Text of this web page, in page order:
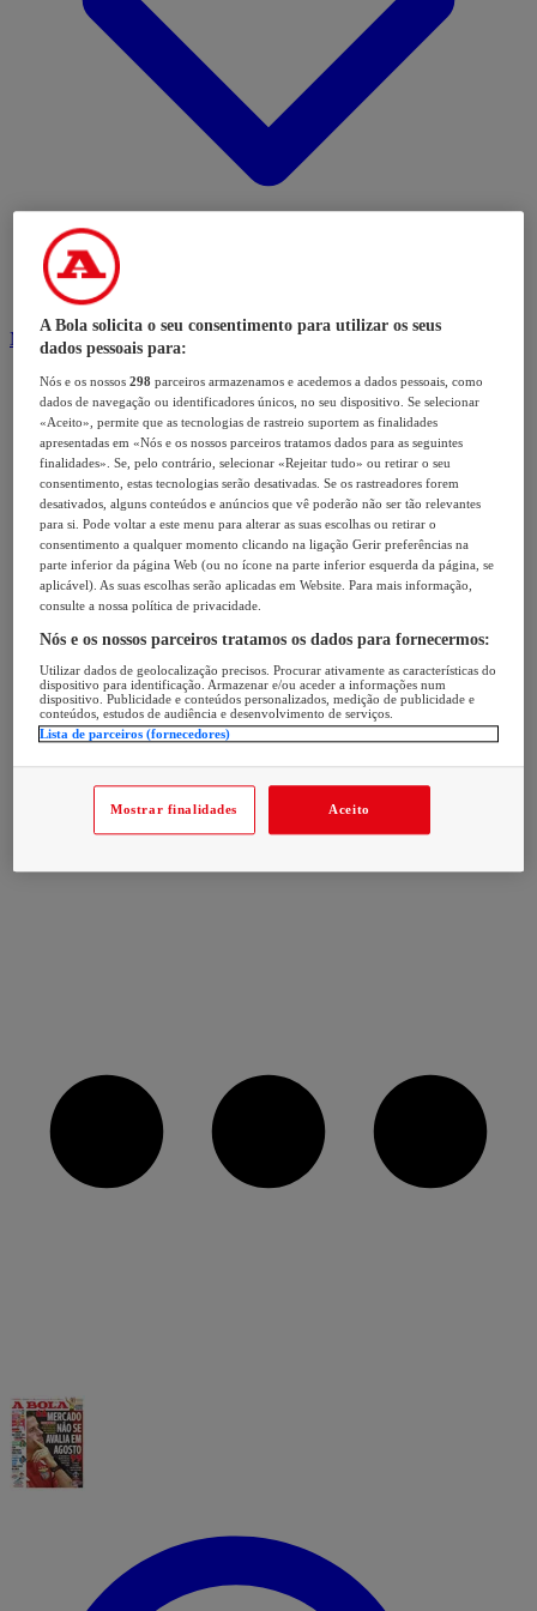
Modalidades
A Bola solicita o seu consentimento para utilizar os seus
dados pessoais para:
Nós e os nossos298 parceiros armazenamos e acedemos a dados pessoais, como
dados de navegação ou identificadores únicos, no seu dispositivo. Se selecionar
«Aceito», permite que as tecnologias de rastreio suportem as finalidades
apresentadas em «Nós e os nossos parceiros tratamos dados para as seguintes
finalidades». Se, pelo contrário, selecionar «Rejeitar tudo» ou retirar o seu
consentimento, estas tecnologias serão desativadas. Se os rastreadores forem
desativados, alguns conteúdos e anúncios que vê poderão não ser tão relevantes
para si. Pode voltar a este menu para alterar as suas escolhas ou retirar o
consentimento a qualquer momento clicando na ligação Gerir preferências na
parte inferior da página Web (ou no ícone na parte inferior esquerda da página, se
aplicável). As suas escolhas serão aplicadas em Website. Para mais informação,
consulte a nossa política de privacidade.
Nós e os nossos parceiros tratamos os dados para fornecermos:
Utilizar dados de geolocalização precisos. Procurar ativamente as características do
dispositivo para identificação. Armazenar e/ou aceder a informações num
dispositivo. Publicidade e conteúdos personalizados, medição de publicidade e
conteúdos, estudos de audiência e desenvolvimento de serviços.
Lista de parceiros (fornecedores)
Mostrar finalidades Aceito